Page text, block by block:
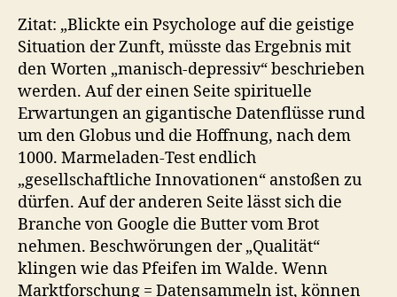
Zitat: „Blickte ein Psychologe auf die geistige
Situation der Zunft, müsste das Ergebnis mit
den Worten „manisch-depressiv“ beschrieben
werden. Auf der einen Seite spirituelle
Erwartungen an gigantische Datenflüsse rund
um den Globus und die Hoffnung, nach dem
1000. Marmeladen-Test endlich
„gesellschaftliche Innovationen“ anstoßen zu
dürfen. Auf der anderen Seite lässt sich die
Branche von Google die Butter vom Brot
nehmen. Beschwörungen der „Qualität“
klingen wie das Pfeifen im Walde. Wenn
Marktforschung = Datensammeln ist, können